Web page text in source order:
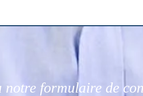
notre formulaire de